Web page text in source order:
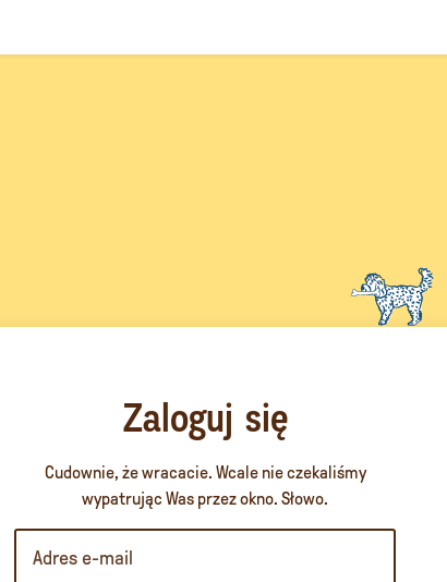
Zaloguj się
Cudownie, że wracacie. Wcale nie czekaliśmy
wypatrując Was przez okno. Słowo.